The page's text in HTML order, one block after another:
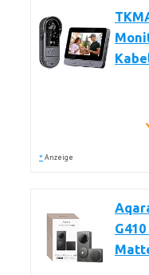
* Anzeige